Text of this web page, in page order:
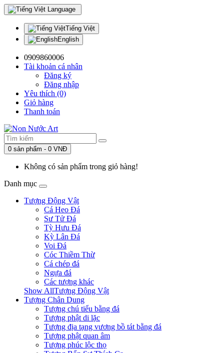
Language
Tiếng Việt
English
0909860006
Tài khoản cá nhân
Đăng ký
Đăng nhập
Yêu thích (0)
Giỏ hàng
Thanh toán
0 sản phẩm - 0 VNĐ
Không có sản phẩm trong giỏ hàng!
Danh mục
Tượng Động Vật
Cá Heo Đá
Sư Tử Đá
Tỳ Hưu Đá
Kỳ Lân Đá
Voi Đá
Cóc Thiềm Thừ
Cá chép đá
Ngựa đá
Các tượng khác
Show AllTượng Động Vật
Tượng Chân Dung
Tượng chú tiểu bằng đá
Tượng phật di lặc
Tượng địa tạng vương bồ tát bằng đá
Tượng phật quan âm
Tượng phúc lộc thọ